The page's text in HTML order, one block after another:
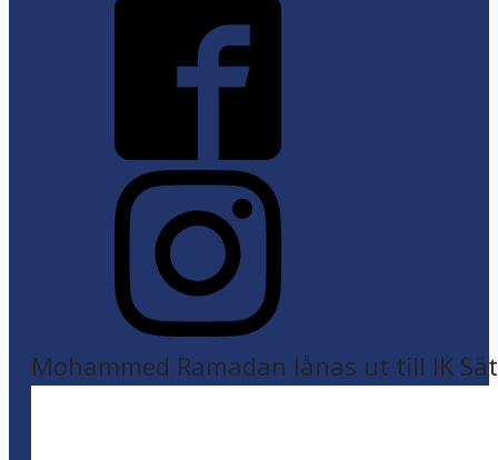
Mohammed Ramadan lånas ut till IK